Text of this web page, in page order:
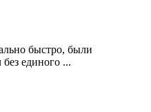
быстро, были
единого ...